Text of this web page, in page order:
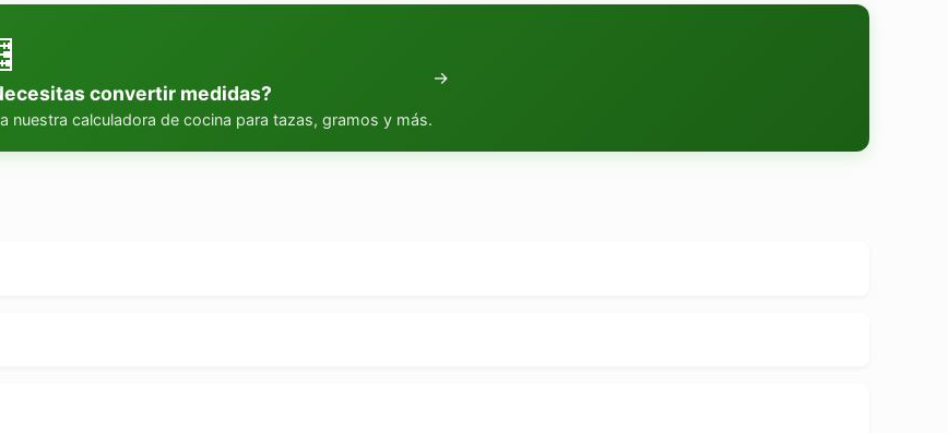
convertir medidas?
nuestra calculadora de cocina para tazas, gramos y más.
→